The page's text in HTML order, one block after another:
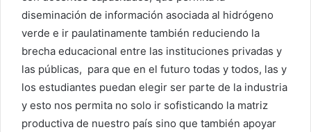
diseminación de información asociada al hidrógeno
verde e ir paulatinamente también reduciendo la
brecha educacional entre las instituciones privadas y
las públicas, para que en el futuro todas y todos, las y
los estudiantes puedan elegir ser parte de la industria
y esto nos permita no solo ir sofisticando la matriz
productiva de nuestro país sino que también apoyar